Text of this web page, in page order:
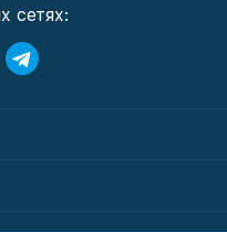
сетях: